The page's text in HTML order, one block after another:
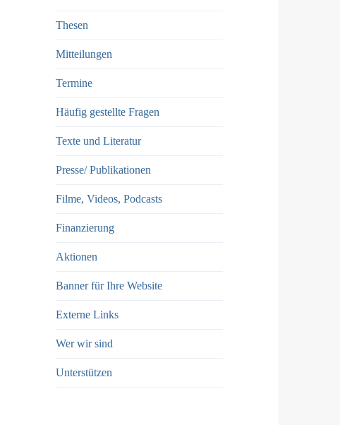
Thesen
Mitteilungen
Termine
Häufig gestellte Fragen
Texte und Literatur
Presse/ Publikationen
Filme, Videos, Podcasts
Finanzierung
Aktionen
Banner für Ihre Website
Externe Links
Wer wir sind
Unterstützen